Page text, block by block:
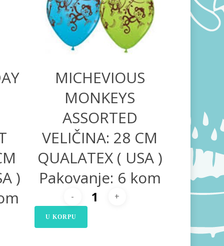
)
MICHEVIOUS
MONKEYS
ASSORTED
VELIČINA: 28 CM
QUALATEX ( USA )
Pakovanje: 6 kom
U KORPU